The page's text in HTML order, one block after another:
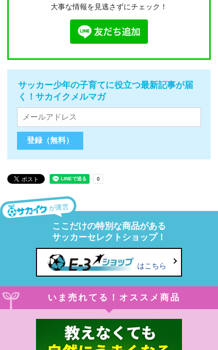
大事な情報を見逃さずにチェック！
サッカー少年の子育てに役立つ最新記事が届
く！サカイクメルマガ
が運営
ここだけの特別な商品がある
サッカーセレクトショップ！
はこちら
いま売れてる！オススメ商品